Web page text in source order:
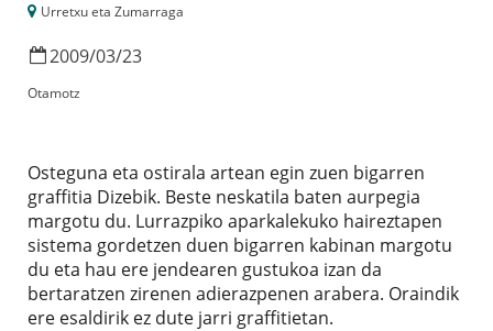
Urretxu eta Zumarraga
2009/03/23
Otamotz
Osteguna eta ostirala artean egin zuen bigarren
graffitia Dizebik. Beste neskatila baten aurpegia
margotu du. Lurrazpiko aparkalekuko haireztapen
sistema gordetzen duen bigarren kabinan margotu
du eta hau ere jendearen gustukoa izan da
bertaratzen zirenen adierazpenen arabera. Oraindik
ere esaldirik ez dute jarri graffitietan.